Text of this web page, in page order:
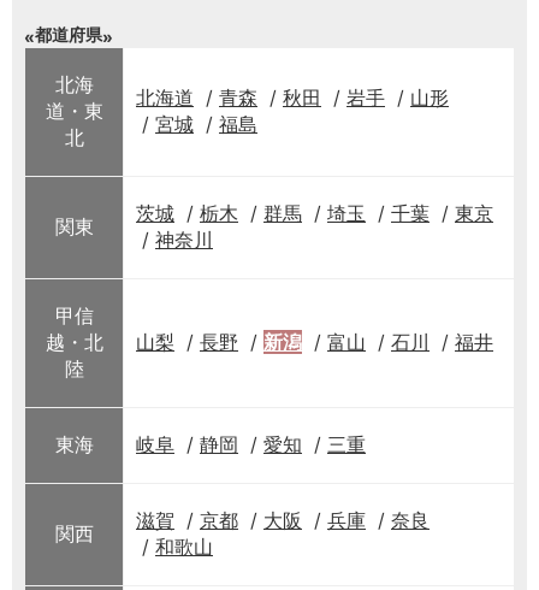
都道府県
北海
道・東
北
北海道 青森 秋田 岩手
山形
宮城
福島
関東
茨城 栃木 群馬 埼玉 千葉
東京
神奈川
甲信
越・北
陸
山梨 長野 新潟 富山 石川 福井
東海 岐阜 静岡 愛知 三重
関西
滋賀 京都 大阪 兵庫
奈良
和歌山